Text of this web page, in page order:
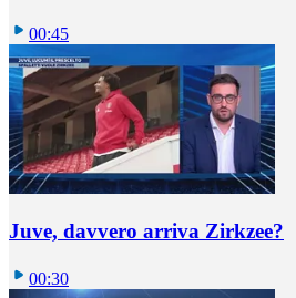
00:45
Juve, davvero arriva Zirkzee?
00:30